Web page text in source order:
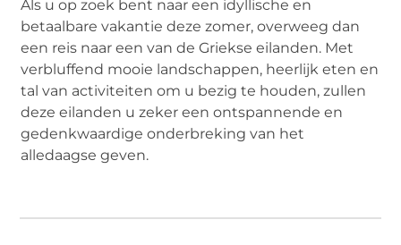
Als u op zoek bent naar een idyllische en
betaalbare vakantie deze zomer, overweeg dan
een reis naar een van de Griekse eilanden. Met
verbluffend mooie landschappen, heerlijk eten en
tal van activiteiten om u bezig te houden, zullen
deze eilanden u zeker een ontspannende en
gedenkwaardige onderbreking van het
alledaagse geven.